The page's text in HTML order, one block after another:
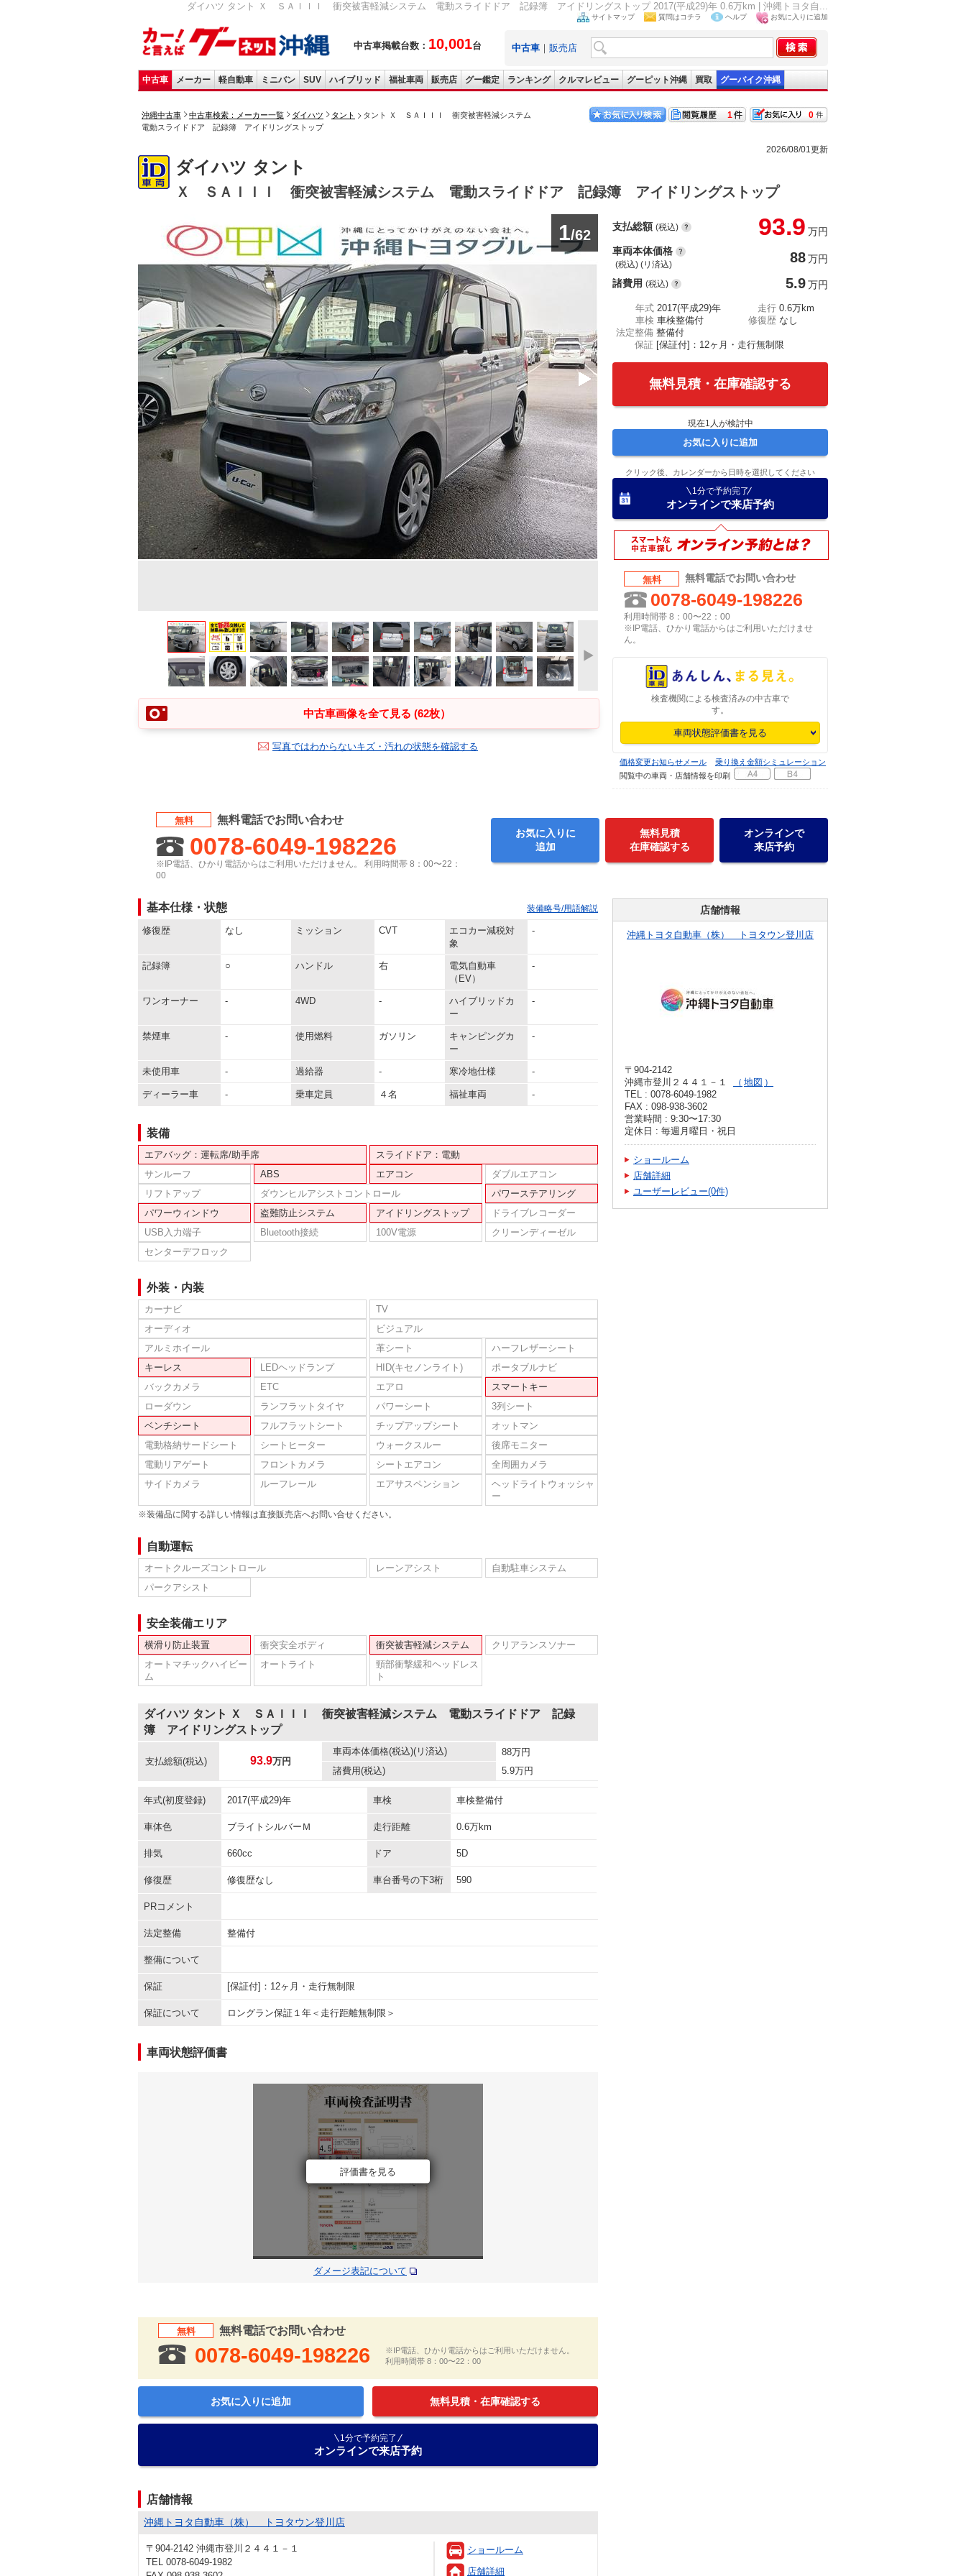
ダイハツ タント Ｘ ＳＡＩＩＩ 衝突被害軽減システム 電動スライドドア 記録簿 アイドリングストップ 2017(平成29)年 0.6万km | 沖縄トヨタ自...
中古車掲載台数： 10,001台
サイトマップ 質問はコチラ ヘルプ お気に入りに追加
中古車 ｜ 販売店
中古車 メーカー 軽自動車 ミニバン SUV ハイブリッド 福祉車両 販売店 グー鑑定 ランキング クルマレビュー グーピット沖縄 買取 グーバイク沖縄
沖縄中古車 中古車検索：メーカー一覧 ダイハツ タント
タント Ｘ ＳＡＩＩＩ 衝突被害軽減システム
電動スライドドア 記録簿 アイドリングストップ
0
1
2026/08/01更新
ダイハツ タント
Ｘ ＳＡＩＩＩ 衝突被害軽減システム 電動スライドドア 記録簿 アイドリングストップ
1/62
中古車画像を全て見る (62枚）
写真ではわからないキズ・汚れの状態を確認する
支払総額 (税込) 93.9 万円
車両本体価格
(税込) (リ済込) 88万円
諸費用 (税込) 5.9万円
年式 2017(平成29)年 走行 0.6万km
車検 車検整備付 修復歴 なし
法定整備 整備付
保証 [保証付]：12ヶ月・走行無制限
無料見積・在庫確認する
現在1 人が検討中
お気に入りに追加
クリック後、カレンダーから日時を選択してください
1分で予約完了
オンラインで来店予約
無料 無料電話でお問い合わせ
0078-6049-198226
利用時間帯 8：00〜22：00
※IP電話、ひかり電話からはご利用いただけませ
ん。
検査機関による検査済みの中古車で
す。
車両状態評価書を見る
価格変更お知らせメール
乗り換え金額シミュレーション
閲覧中の車両・店舗情報を印刷
無料 無料電話でお問い合わせ
0078-6049-198226
※IP電話、ひかり電話からはご利用いただけません。 利用時間帯 8：00〜22：
00
お気に入りに
追加
無料見積
在庫確認する
オンラインで
来店予約
基本仕様・状態 装備略号/用語解説
修復歴 なし ミッション CVT
エコカー減税対
象
-
記録簿 ○ ハンドル 右
電気自動車
（EV）
-
ワンオーナー - 4WD -
ハイブリッドカ
ー
-
禁煙車 - 使用燃料 ガソリン
キャンピングカ
ー
-
未使用車 - 過給器 - 寒冷地仕様 -
ディーラー車 - 乗車定員 ４名 福祉車両 -
装備
エアバッグ：運転席/助手席
スライドドア：電動
サンルーフ
ABS エアコン
ダブルエアコン
リフトアップ
ダウンヒルアシストコントロール
パワーステアリング
パワーウィンドウ
盗難防止システム アイドリングストップ
ドライブレコーダー
USB入力端子
Bluetooth接続 100V電源
クリーンディーゼル
センターデフロック
外装・内装
カーナビ
TV
オーディオ
ビジュアル
アルミホイール
革シート
ハーフレザーシート
キーレス
LEDヘッドランプ HID(キセノンライト)
ポータブルナビ
バックカメラ
ETC エアロ
スマートキー
ローダウン
ランフラットタイヤ パワーシート
3列シート
ベンチシート
フルフラットシート チップアップシート
オットマン
電動格納サードシート
シートヒーター ウォークスルー
後席モニター
電動リアゲート
フロントカメラ シートエアコン
全周囲カメラ
サイドカメラ
ルーフレール エアサスペンション
ヘッドライトウォッシャ
ー
※装備品に関する詳しい情報は直接販売店へお問い合せください。
自動運転
オートクルーズコントロール レーンアシスト
自動駐車システム
パークアシスト
安全装備エリア
横滑り防止装置 衝突安全ボディ 衝突被害軽減システム
クリアランスソナー
オートマチックハイビー
ム
オートライト
頸部衝撃緩和ヘッドレス
ト
ダイハツ タント Ｘ ＳＡＩＩＩ 衝突被害軽減システム 電動スライドドア 記録
簿 アイドリングストップ
支払総額(税込) 93.9万円
車両本体価格(税込)(リ済込) 88万円
諸費用(税込) 5.9万円
年式(初度登録) 2017(平成29)年 車検 車検整備付
車体色 ブライトシルバーＭ 走行距離 0.6万km
排気 660cc ドア 5D
修復歴 修復歴なし 車台番号の下3桁 590
PRコメント
法定整備 整備付
整備について
保証 [保証付]：12ヶ月・走行無制限
保証について ロングラン保証１年＜走行距離無制限＞
車両状態評価書
評価書を見る
ダメージ表記について
無料 無料電話でお問い合わせ
0078-6049-198226
※IP電話、ひかり電話からはご利用いただけません。
利用時間帯 8：00〜22：00
お気に入りに追加 無料見積・在庫確認する
1分で予約完了
オンラインで来店予約
店舗情報
沖縄トヨタ自動車（株） トヨタウン登川店
〒904-2142 沖縄市登川２４４１－１
TEL 0078-6049-1982
ショールーム
店舗詳細
店舗情報
沖縄トヨタ自動車（株） トヨタウン登川店
〒904-2142
沖縄市登川２４４１－１
地図
TEL : 0078-6049-1982
FAX : 098-938-3602
営業時間 : 9:30〜17:30
定休日 : 毎週月曜日・祝日
ショールーム
店舗詳細
ユーザーレビュー(0件)